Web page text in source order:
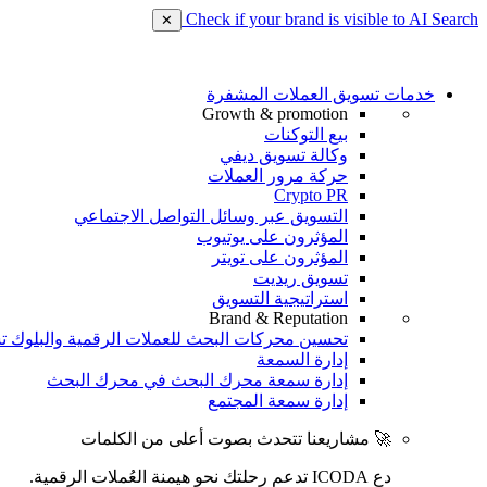
Check if your brand is visible to AI Search
✕
خدمات تسويق العملات المشفرة
Growth & promotion
بيع التوكنات
وكالة تسويق ديفي
حركة مرور العملات
Crypto PR
التسويق عبر وسائل التواصل الاجتماعي
المؤثرون على يوتيوب
المؤثرون على تويتر
تسويق ريديت
استراتيجية التسويق
Brand & Reputation
تحسين محركات البحث للعملات الرقمية والبلوك
إدارة السمعة
إدارة سمعة محرك البحث في محرك البحث
إدارة سمعة المجتمع
🚀 مشاريعنا تتحدث بصوت أعلى من الكلمات
دع ICODA تدعم رحلتك نحو هيمنة العُملات الرقمية.